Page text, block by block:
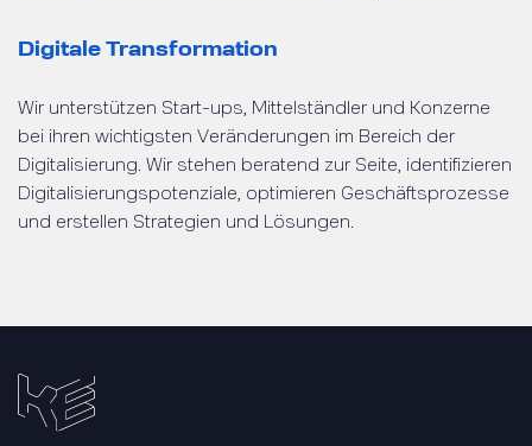
Digitale Transformation
Wir unterstützen Start-ups, Mittelständler und Konzerne
bei ihren wichtigsten Veränderungen im Bereich der
Digitalisierung. Wir stehen beratend zur Seite, identifizieren
Digitalisierungspotenziale, optimieren Geschäftsprozesse
und erstellen Strategien und Lösungen.